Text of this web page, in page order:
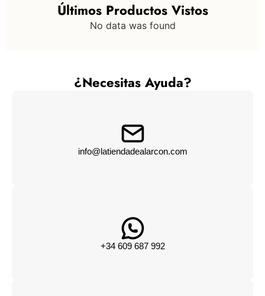
Últimos Productos Vistos
No data was found
¿Necesitas Ayuda?
info@latiendadealarcon.com
+34 609 687 992